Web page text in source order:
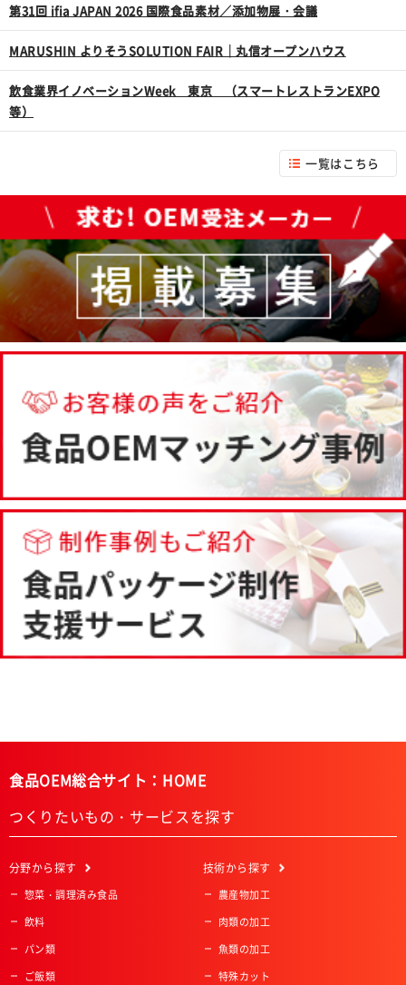
第31回 ifia JAPAN 2026 国際食品素材／添加物展・会議
MARUSHIN よりそうSOLUTION FAIR｜丸信オープンハウス
飲食業界イノベーションWeek 東京 （スマートレストランEXPO
等）
一覧はこちら
食品OEM総合サイト：HOME
つくりたいもの・サービスを探す
分野から探す
惣菜・調理済み食品
飲料
パン類
ご飯類
技術から探す
農産物加工
肉類の加工
魚類の加工
特殊カット